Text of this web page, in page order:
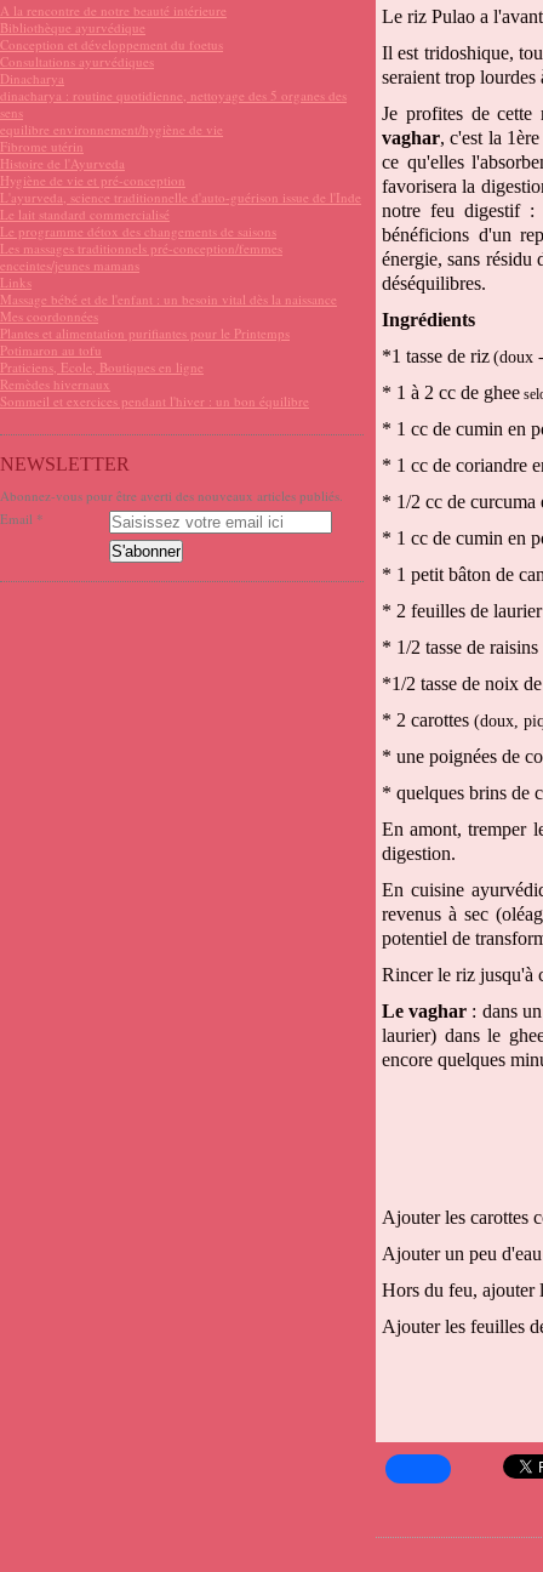
A la rencontre de notre beauté intérieure
Bibliothèque ayurvédique
Conception et développement du foetus
Consultations ayurvédiques
Dinacharya
dinacharya : routine quotidienne, nettoyage des 5 organes des
sens
equilibre environnement/hygiène de vie
Fibrome utérin
Histoire de l'Ayurveda
Hygiène de vie et pré-conception
L'ayurveda, science traditionnelle d'auto-guérison issue de l'Inde
Le lait standard commercialisé
Le programme détox des changements de saisons
Les massages traditionnels pré-conception/femmes
enceintes/jeunes mamans
Links
Massage bébé et de l'enfant : un besoin vital dès la naissance
Mes coordonnées
Plantes et alimentation purifiantes pour le Printemps
Potimaron au tofu
Praticiens, Ecole, Boutiques en ligne
Remèdes hivernaux
Sommeil et exercices pendant l'hiver : un bon équilibre
NEWSLETTER
Abonnez-vous pour être averti des nouveaux articles publiés.
Email
Le riz Pulao a
Il est tridoshique,
seraient trop lourdes
Je profites de
vaghar, c'est la
ce qu'elles
favorisera la
notre feu digestif :
bénéficions d'un
énergie, sans résidu
déséquilibres.
Ingrédients
*1 tasse de riz (doux
* 1 à 2 cc de ghee
* 1 cc de cumin en
* 1 cc de coriandre
* 1/2 cc de curcuma
* 1 cc de cumin en
* 1 petit bâton de
* 2 feuilles de
* 1/2 tasse de
*1/2 tasse de noix
* 2 carottes (doux,
* une poignées de
* quelques brins de
En amont, tremper
digestion.
En cuisine
revenus à sec
potentiel de
Rincer le riz jusqu'à
Le vaghar : dans
laurier) dans le
encore quelques
Ajouter les carottes
Ajouter un peu
Hors du feu, ajouter
Ajouter les feuilles